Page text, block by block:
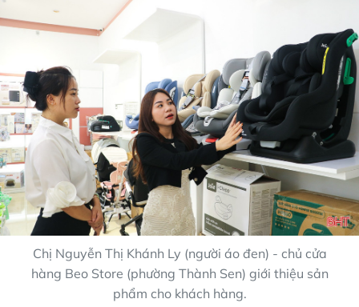
Chị Nguyễn Thị Khánh Ly (người áo đen) - chủ cửa
hàng Beo Store (phường Thành Sen) giới thiệu sản
phẩm cho khách hàng.